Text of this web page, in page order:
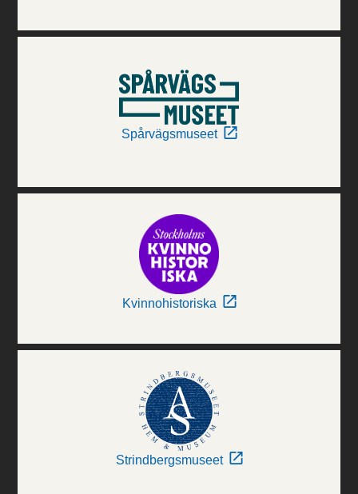
Spårvägsmuseet
Kvinnohistoriska
Strindbergsmuseet